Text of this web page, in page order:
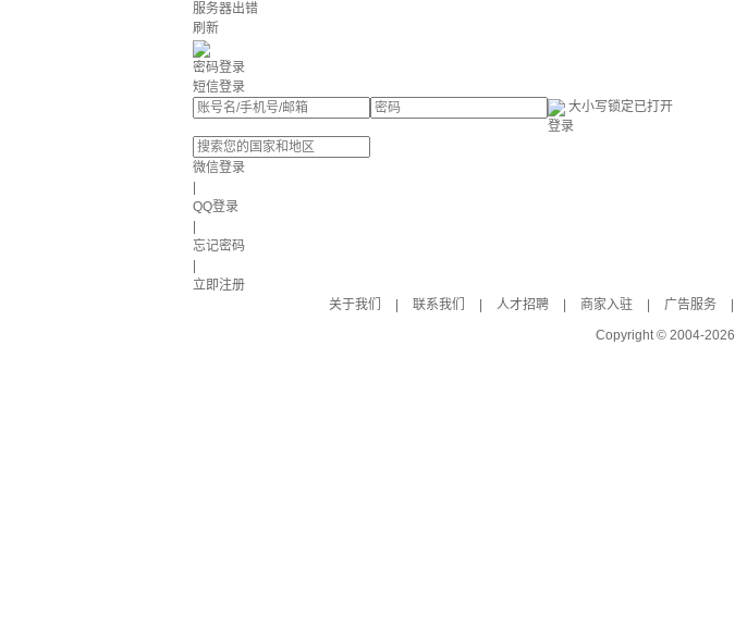
服务器出错
刷新
密码登录
短信登录
大小写锁定已打开
登录
微信登录
QQ登录
忘记密码
立即注册
关于我们
联系我们 人才招聘 商家入驻 广告服务
Copyright © 2004-2026